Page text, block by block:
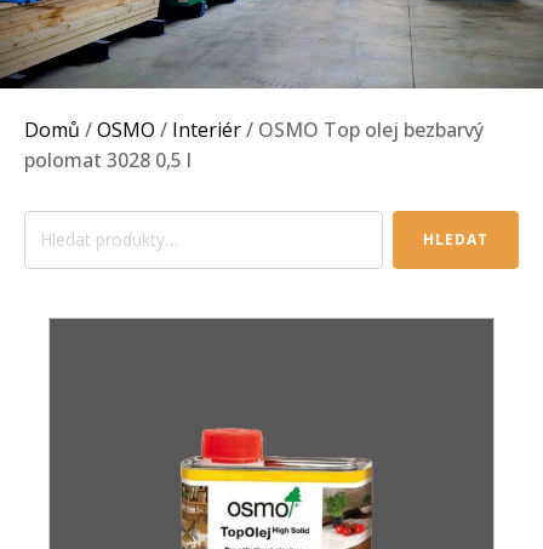
Domů /OSMO / Interiér/ OSMO Top olej bezbarvý
polomat 3028 0,5 l
Hledat: HLEDAT